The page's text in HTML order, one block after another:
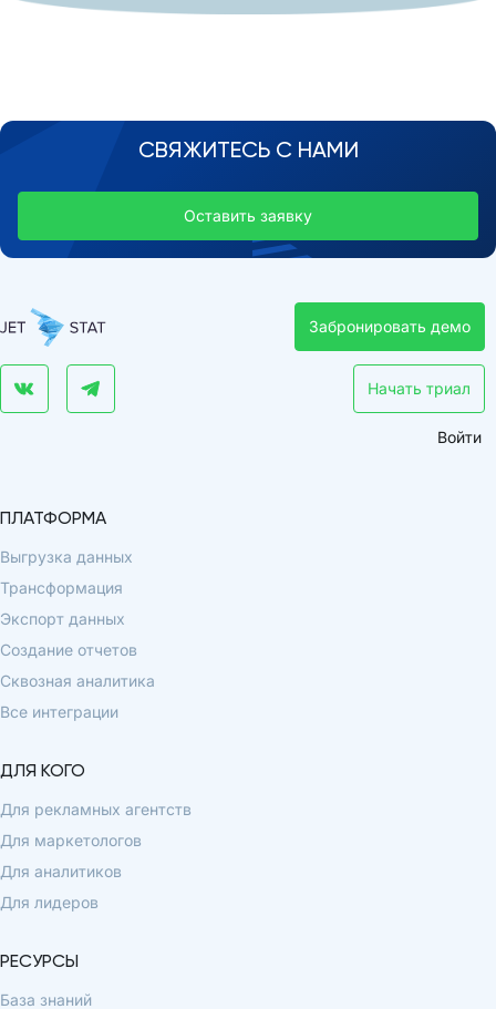
СВЯЖИТЕСЬ С НАМИ
Оставить заявку
Забронировать демо
Начать триал
Войти
ПЛАТФОРМА
Выгрузка данных
Трансформация
Экспорт данных
Создание отчетов
Сквозная аналитика
Все интеграции
ДЛЯ КОГО
Для рекламных агентств
Для маркетологов
Для аналитиков
Для лидеров
РЕСУРСЫ
База знаний